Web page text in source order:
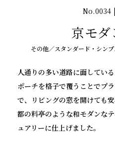
No.0034
京モダ
その他／スタンダード・シン
人通りの多い道路に面してい
ポーチを格子で覆うことでプ
で、リビングの窓を開けても
都の料亭のような和モダンな
ュアリーに仕上げました。